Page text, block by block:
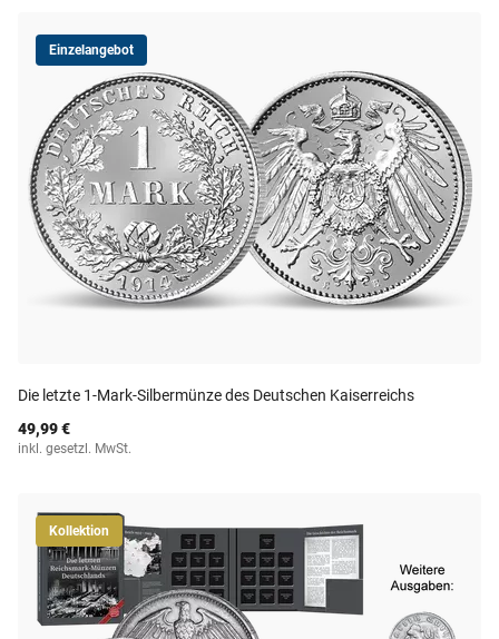
Einzelangebot
Die letzte 1-Mark-Silbermünze des Deutschen Kaiserreichs
49,99 €
inkl. gesetzl. MwSt.
Kollektion